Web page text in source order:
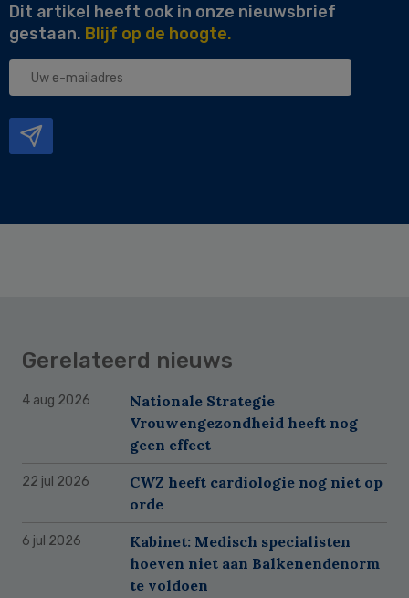
Dit artikel heeft ook in onze nieuwsbrief
gestaan. Blijf op de hoogte.
Uw
Gerelateerd nieuws
4 aug 2026
Nationale Strategie
Vrouwengezondheid heeft nog
geen effect
22 jul 2026
CWZ heeft cardiologie nog niet op
orde
6 jul 2026
Kabinet: Medisch specialisten
hoeven niet aan Balkenendenorm
te voldoen